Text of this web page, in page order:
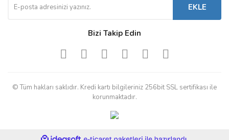
EKLE
Bizi Takip Edin
© Tüm hakları saklıdır. Kredi kartı bilgileriniz 256bit SSL sertifikası ile
korunmaktadır.